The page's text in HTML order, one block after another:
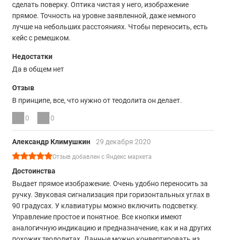
сделать поверку. Оптика чистая у него, изображение
прямое. Точность на уровне заявленной, даже немного
лучше на небольших расстояниях. Чтобы переносить, есть
кейс с ремешком.
Недостатки
Да в общем нет
Отзыв
В принципе, все, что нужно от теодолита он делает.
0 0
Александр Климушкин 29 декабря 2020
Отзыв добавлен с Яндекс маркета
Достоинства
Выдает прямое изображение. Очень удобно переносить за
ручку. Звуковая сигнализация при горизонтальных углах в
90 градусах. У клавиатуры можно включить подсветку.
Управление простое и понятное. Все кнопки имеют
аналогичную индикацию и предназначение, как и на других